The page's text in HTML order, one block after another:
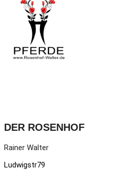
DER ROSENHOF
Rainer Walter
Ludwigstr79